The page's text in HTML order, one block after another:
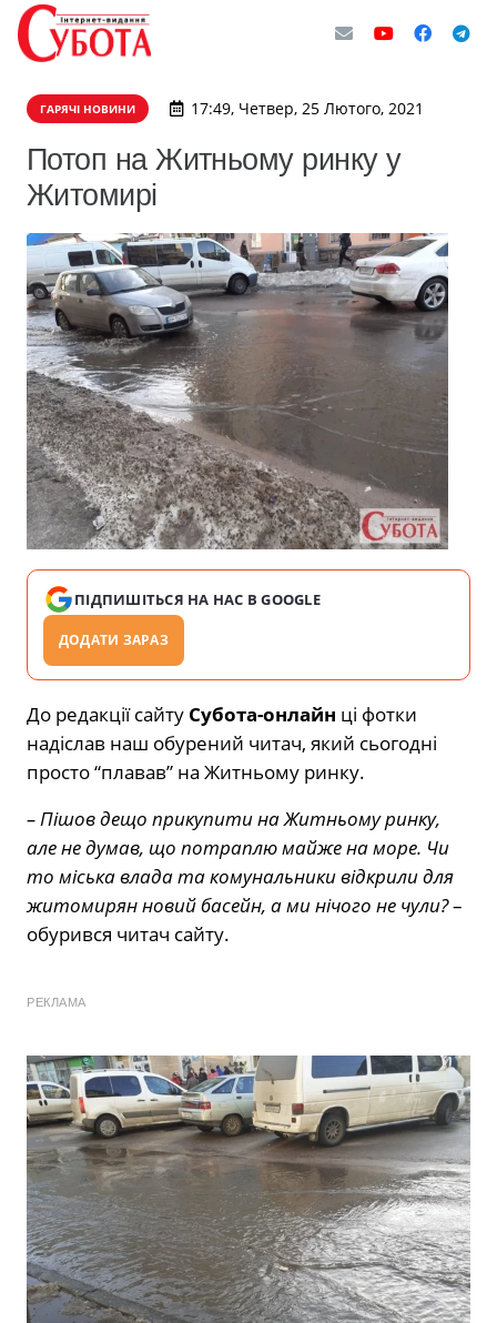
ГАРЯЧІ НОВИНИ 17:49, Четвер, 25 Лютого, 2021
Потоп на Житньому ринку у
Житомирі
ПІДПИШІТЬСЯ НА НАС В GOOGLE
ДОДАТИ ЗАРАЗ
До редакції сайту Субота-онлайн ці фотки
надіслав наш обурений читач, який сьогодні
просто “плавав” на Житньому ринку.
– Пішов дещо прикупити на Житньому ринку,
але не думав, що потраплю майже на море. Чи
то міська влада та комунальники відкрили для
житомирян новий басейн, а ми нічого не чули?–
обурився читач сайту.
РЕКЛАМА